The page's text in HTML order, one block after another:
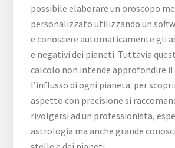
possibile elaborare un oroscopo
personalizzato utilizzando un
e conoscere automaticamente gli
e negativi dei pianeti. Tuttavia
calcolo non intende approfondire
l’influsso di ogni pianeta: per
aspetto con precisione si
rivolgersi ad un professionista,
astrologia ma anche grande